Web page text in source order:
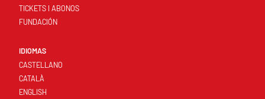
TICKETS I ABONOS
FUNDACIÓN
IDIOMAS
CASTELLANO
CATALÀ
ENGLISH